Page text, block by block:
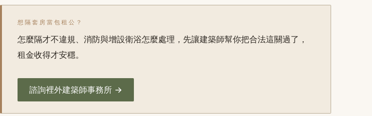
想隔套房當包租公？
怎麼隔才不違規、消防與增設衛浴怎麼處理，先讓建築師幫你把合法這關過了，
租金收得才安穩。
諮詢裡外建築師事務所 →